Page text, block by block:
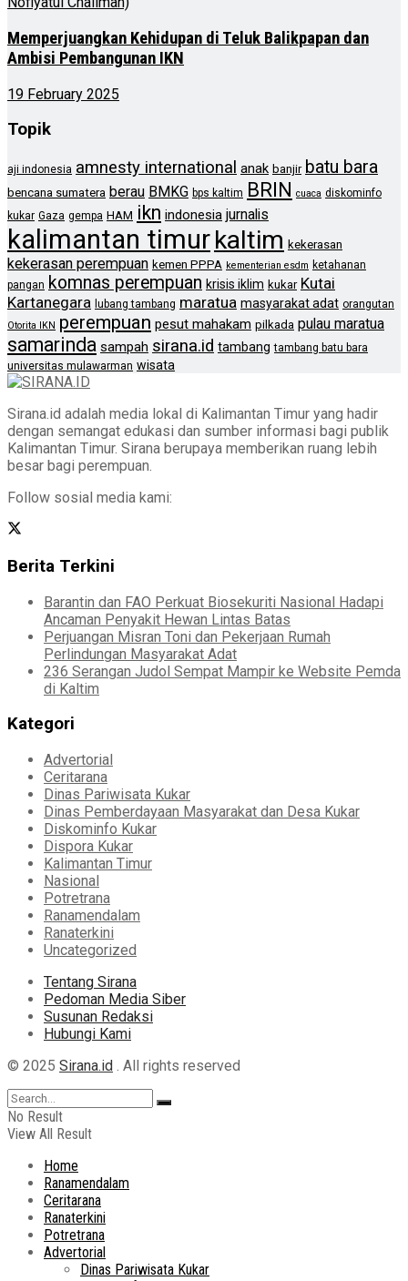
Memperjuangkan Kehidupan di Teluk Balikpapan dan
Ambisi Pembangunan IKN
19 February 2025
Topik
aji indonesia amnesty international anak banjir batu bara
bencana sumatera berau BMKG bps kaltim BRIN cuaca diskominfo
kukar Gaza gempa HAM ikn indonesia jurnalis
kalimantan timurkaltim kekerasan
kekerasan perempuan kemen PPPA kementerian esdm ketahanan
pangan komnas perempuan krisis iklim kukar Kutai
Kartanegara lubang tambang maratua masyarakat adat orangutan
Otorita IKN perempuan pesut mahakam pilkada pulau maratua
samarinda sampah sirana.id tambang tambang batu bara
universitas mulawarman wisata
Sirana.id adalah media lokal di Kalimantan Timur yang hadir
dengan semangat edukasi dan sumber informasi bagi publik
Kalimantan Timur. Sirana berupaya memberikan ruang lebih
besar bagi perempuan.
Follow sosial media kami:
Berita Terkini
Barantin dan FAO Perkuat Biosekuriti Nasional Hadapi
Ancaman Penyakit Hewan Lintas Batas
Perjuangan Misran Toni dan Pekerjaan Rumah
Perlindungan Masyarakat Adat
236 Serangan Judol Sempat Mampir ke Website Pemda
di Kaltim
Kategori
Advertorial
Ceritarana
Dinas Pariwisata Kukar
Dinas Pemberdayaan Masyarakat dan Desa Kukar
Diskominfo Kukar
Dispora Kukar
Kalimantan Timur
Nasional
Potretrana
Ranamendalam
Ranaterkini
Uncategorized
Tentang Sirana
Pedoman Media Siber
Susunan Redaksi
Hubungi Kami
© 2025 Sirana.id . All rights reserved
No Result
View All Result
Home
Ranamendalam
Ceritarana
Ranaterkini
Potretrana
Advertorial
Dinas Pariwisata Kukar